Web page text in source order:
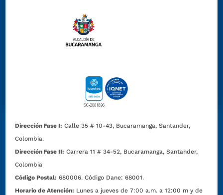
Dirección Fase I: Calle 35 # 10-43, Bucaramanga, Santander,
Colombia.
Dirección Fase II: Carrera 11 # 34-52, Bucaramanga, Santander,
Colombia
Código Postal: 680006. Código Dane: 68001.
Horario de Atención: Lunes a jueves de 7:00 a.m. a 12:00 m y de